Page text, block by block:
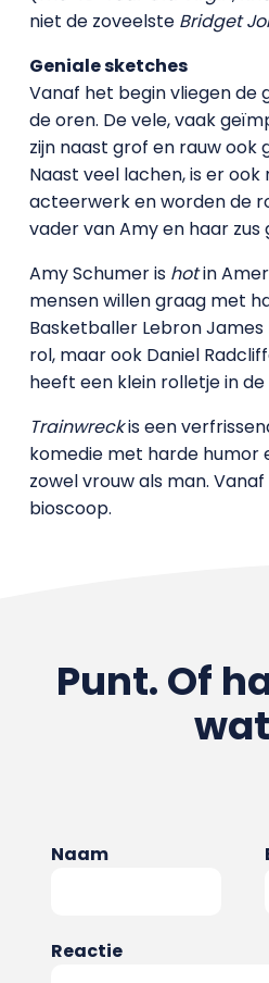
niet de zoveelste Bridget
Geniale sketches
Vanaf het begin vliegen de
de oren. De vele, vaak
zijn naast grof en rauw ook
Naast veel lachen, is er
acteerwerk en worden de
vader van Amy en haar zus
Amy Schumer is hotin
mensen willen graag met
Basketballer Lebron
rol, maar ook Daniel
heeft een klein rolletje in de
Trainwreckis een
komedie met harde humor
zowel vrouw als man.
bioscoop.
Punt. Of
Naam
Reactie